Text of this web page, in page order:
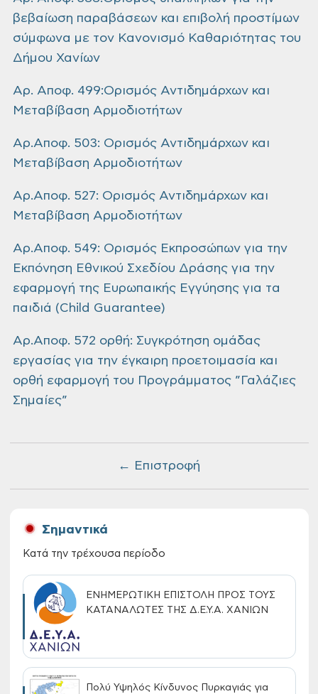
← Επιστροφή
βεβαίωση παραβάσεων και επιβολή προστίμων
σύμφωνα με τον Κανονισμό Καθαριότητας του
Δήμου Χανίων
Αρ. Αποφ. 499:Ορισμός Αντιδημάρχων και
Μεταβίβαση Αρμοδιοτήτων
Αρ.Αποφ. 503: Ορισμός Αντιδημάρχων και
Μεταβίβαση Αρμοδιοτήτων
Αρ.Αποφ. 527: Ορισμός Αντιδημάρχων και
Μεταβίβαση Αρμοδιοτήτων
Αρ.Αποφ. 549: Ορισμός Εκπροσώπων για την
Εκπόνηση Εθνικού Σχεδίου Δράσης για την
εφαρμογή της Ευρωπαικής Εγγύησης για τα
παιδιά (Child Guarantee)
Αρ.Αποφ. 572 ορθή: Συγκρότηση ομάδας
εργασίας για την έγκαιρη προετοιμασία και
ορθή εφαρμογή του Προγράμματος ”Γαλάζιες
Σημαίες”
Σημαντικά
Κατά την τρέχουσα περίοδο
ΕΝΗΜΕΡΩΤΙΚΗ ΕΠΙΣΤΟΛΗ ΠΡΟΣ ΤΟΥΣ
ΚΑΤΑΝΑΛΩΤΕΣ ΤΗΣ Δ.Ε.Υ.Α. ΧΑΝΙΩΝ
Πολύ Υψηλός Κίνδυνος Πυρκαγιάς για